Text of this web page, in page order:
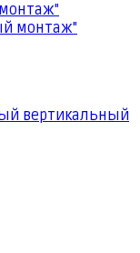
монтаж"
вертикальный